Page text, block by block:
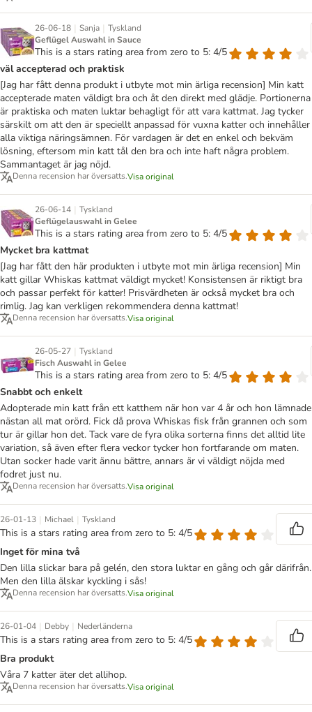
26-06-18 | Sanja | Tyskland
Geflügel Auswahl in Sauce
This is a stars rating area from zero to 5: 4/5
väl accepterad och praktisk
[Jag har fått denna produkt i utbyte mot min ärliga recension] Min katt
accepterade maten väldigt bra och åt den direkt med glädje. Portionerna
är praktiska och maten luktar behagligt för att vara kattmat. Jag tycker
särskilt om att den är speciellt anpassad för vuxna katter och innehåller
alla viktiga näringsämnen. För vardagen är det en enkel och bekväm
lösning, eftersom min katt tål den bra och inte haft några problem.
Sammantaget är jag nöjd.
Denna recension har översatts.Visa original
26-06-14 | Tyskland
Geflügelauswahl in Gelee
This is a stars rating area from zero to 5: 4/5
Mycket bra kattmat
[Jag har fått den här produkten i utbyte mot min ärliga recension] Min
katt gillar Whiskas kattmat väldigt mycket! Konsistensen är riktigt bra
och passar perfekt för katter! Prisvärdheten är också mycket bra och
rimlig. Jag kan verkligen rekommendera denna kattmat!
Denna recension har översatts.Visa original
26-05-27 | Tyskland
Fisch Auswahl in Gelee
This is a stars rating area from zero to 5: 4/5
Snabbt och enkelt
Adopterade min katt från ett katthem när hon var 4 år och hon lämnade
nästan all mat orörd. Fick då prova Whiskas fisk från grannen och som
tur är gillar hon det. Tack vare de fyra olika sorterna finns det alltid lite
variation, så även efter flera veckor tycker hon fortfarande om maten.
Utan socker hade varit ännu bättre, annars är vi väldigt nöjda med
fodret just nu.
Denna recension har översatts.Visa original
26-01-13 | Michael | Tyskland
This is a stars rating area from zero to 5: 4/5
Inget för mina två
Den lilla slickar bara på gelén, den stora luktar en gång och går därifrån.
Men den lilla älskar kyckling i sås!
Denna recension har översatts.Visa original
26-01-04 | Debby | Nederländerna
This is a stars rating area from zero to 5: 4/5
Bra produkt
Våra 7 katter äter det allihop.
Denna recension har översatts.Visa original